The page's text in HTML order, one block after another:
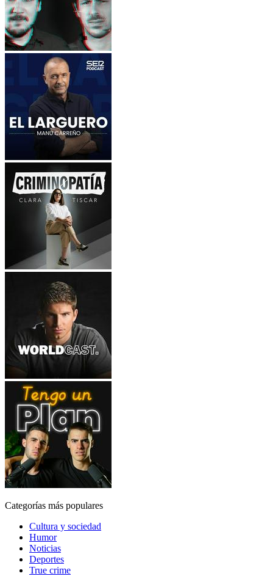
Categorías más populares
Cultura y sociedad
Humor
Noticias
Deportes
True crime